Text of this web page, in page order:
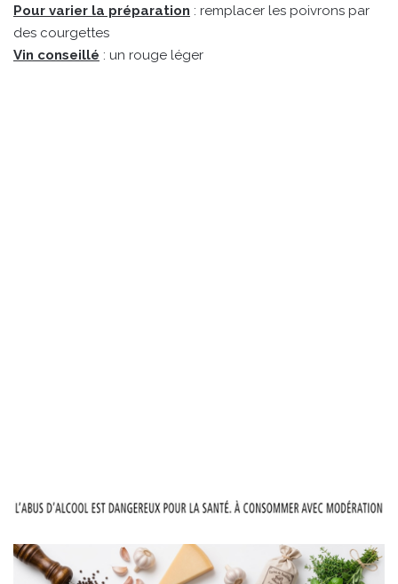
Pour varier la préparation : remplacer les poivrons par
des courgettes
Vin conseillé : un rouge léger